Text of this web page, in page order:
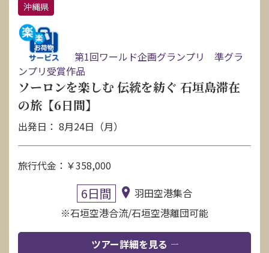
沖縄県
第1回ワールド企画グランプリ 準グラ
ンプリ受賞作品
ソーロンを楽しむ 伝統を紡ぐ 石垣島滞在
の旅【6日間】
出発日： 8月24日（月）
旅行代金：￥358,000
6日間
羽田空港集合
※石垣空港合流/石垣空港離団可能
ツアー詳細を見る